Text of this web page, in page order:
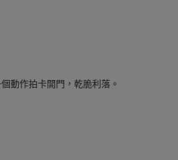
動作拍卡開門，乾脆利落。